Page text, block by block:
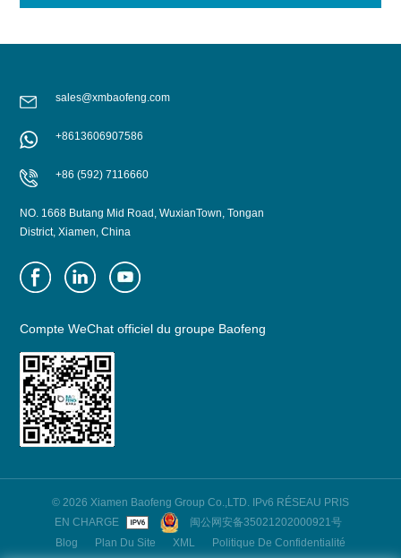
sales@xmbaofeng.com
+8613606907586
+86 (592) 7116660
NO. 1668 Butang Mid Road, WuxianTown, Tongan
District, Xiamen, China
Compte WeChat officiel du groupe Baofeng
© 2026 Xiamen Baofeng Group Co.,LTD. IPv6 RÉSEAU PRIS
EN CHARGE
闽公网安备35021202000921号
Blog
Plan Du Site XML Politique De Confidentialité